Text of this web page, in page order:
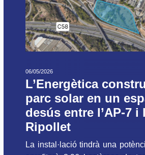
06/05/2026
L’Energètica
parc solar en un
desús entre l’AP-7 i
Ripollet
La instal·lació tindrà una